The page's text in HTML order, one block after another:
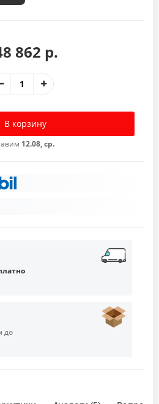
862 р.
В корзину
12.08, ср.
до